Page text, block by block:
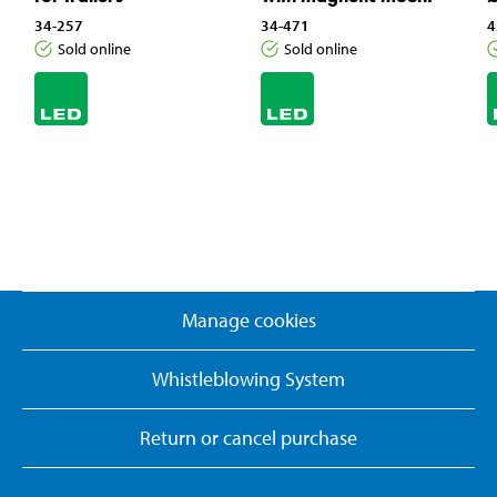
34-257
Sold online
34-471
Sold online
Manage cookies
Whistleblowing System
Return or cancel purchase